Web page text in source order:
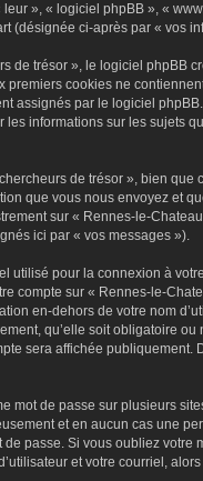
», « logiciel phpBB », «
(désignée ci-après par « vos
de trésor », le logiciel phpBB
cookies ne
assignés par le logiciel
informations sur les sujets
de trésor », bien que
que vous nous envoyez et
sur « Rennes-le-
ici par « vos messages »).
utilisé pour la connexion à
compte sur « Rennes-le-
en-dehors de votre nom
qu’elle soit obligatoire ou
sera affichée publiquement.
mot de passe sur plusieurs
et en aucun cas une
passe. Si vous oubliez votre
et votre courriel,